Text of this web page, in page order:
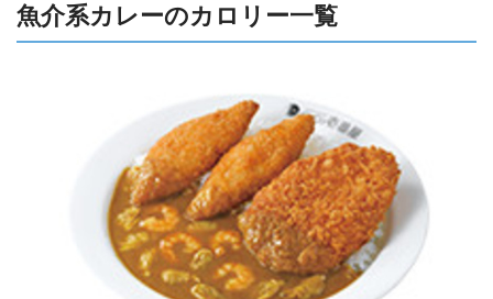
魚介系カレーのカロリー一覧